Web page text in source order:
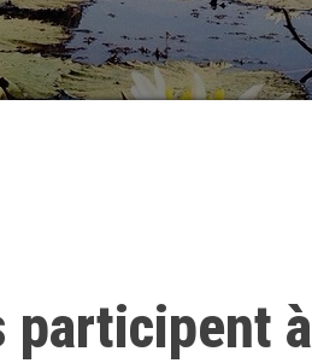
participent à